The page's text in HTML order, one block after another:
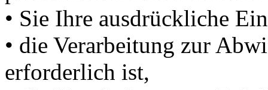
• Sie Ihre ausdrückliche
• die Verarbeitung zur
erforderlich ist,